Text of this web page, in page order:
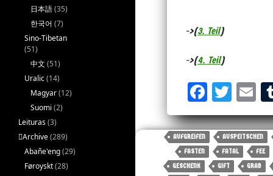
->(3. Teil)
->(4. Teil)
Fa
ce
bo
ok
T
wi
tt
er
E
m
AUFGREIFEN AUSPEITSCHEN
FASTEN
FATAL FEE
GESCHENK
GIFT GRAB
日本語(35)
한국어 (7)
Sino-Tibetan
(51)
中文 (51)
Uralic(14)
Magyar(12)
Suomi (2)
Leituras(3)
􏿽Archive(289)
Abañe'eng(29)
Føroyskt(28)